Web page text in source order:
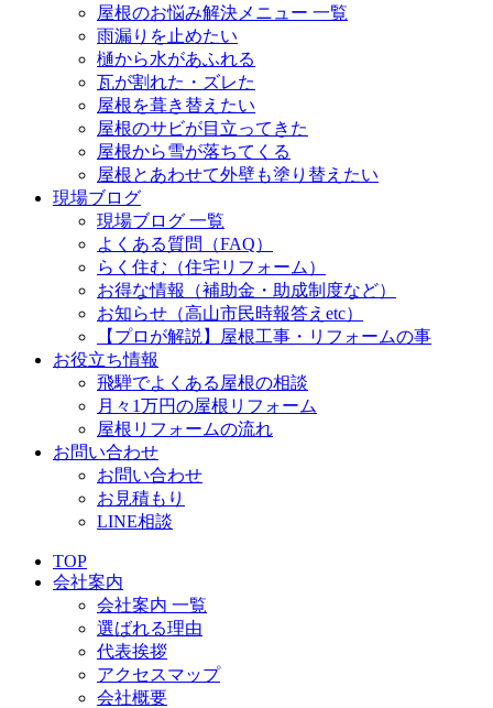
屋根のお悩み解決メニュー 一覧
雨漏りを止めたい
樋から水があふれる
瓦が割れた・ズレた
屋根を葺き替えたい
屋根のサビが目立ってきた
屋根から雪が落ちてくる
屋根とあわせて外壁も塗り替えたい
現場ブログ
現場ブログ 一覧
よくある質問（FAQ）
らく住む（住宅リフォーム）
お得な情報（補助金・助成制度など）
お知らせ（高山市民時報答えetc）
【プロが解説】屋根工事・リフォームの事
お役立ち情報
飛騨でよくある屋根の相談
月々1万円の屋根リフォーム
屋根リフォームの流れ
お問い合わせ
お問い合わせ
お見積もり
LINE相談
TOP
会社案内
会社案内 一覧
選ばれる理由
代表挨拶
アクセスマップ
会社概要